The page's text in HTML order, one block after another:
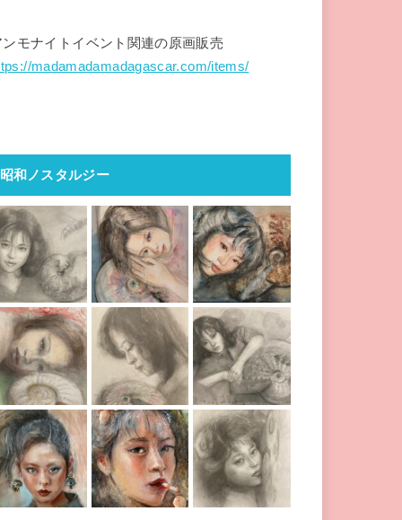
ンモナイトイベント関連の原画販売
madamadamadagascar.com/items/
昭和ノスタルジー